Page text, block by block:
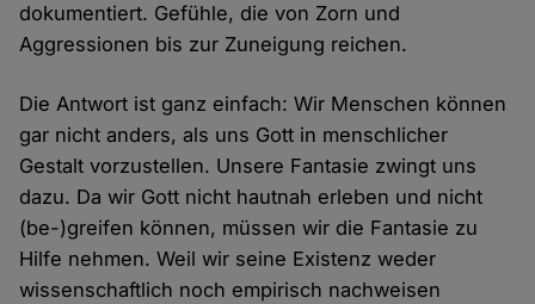
dokumentiert. Gefühle, die von Zorn und
Aggressionen bis zur Zuneigung reichen.
Die Antwort ist ganz einfach: Wir Menschen können
gar nicht anders, als uns Gott in menschlicher
Gestalt vorzustellen. Unsere Fantasie zwingt uns
dazu. Da wir Gott nicht hautnah erleben und nicht
(be-)greifen können, müssen wir die Fantasie zu
Hilfe nehmen. Weil wir seine Existenz weder
wissenschaftlich noch empirisch nachweisen